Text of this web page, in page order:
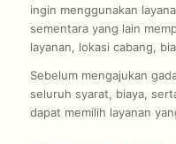
ingin menggunakan
sementara yang lain
layanan, lokasi cabang,
Sebelum mengajukan
seluruh syarat, biaya,
dapat memilih layanan